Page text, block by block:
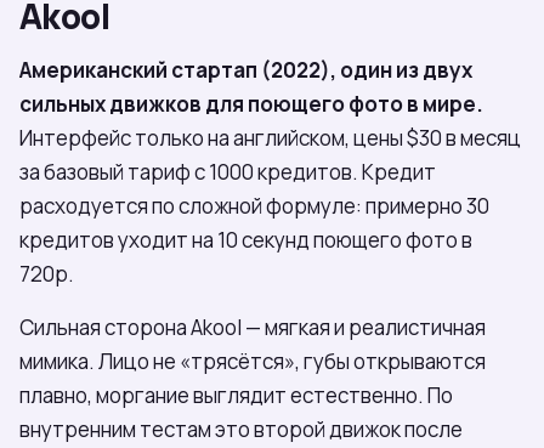
Akool
Американский стартап (2022), один из двух
сильных движков для поющего фото в мире.
Интерфейс только на английском, цены $30 в месяц
за базовый тариф с 1000 кредитов. Кредит
расходуется по сложной формуле: примерно 30
кредитов уходит на 10 секунд поющего фото в
720p.
Сильная сторона Akool — мягкая и реалистичная
мимика. Лицо не «трясётся», губы открываются
плавно, моргание выглядит естественно. По
внутренним тестам это второй движок после